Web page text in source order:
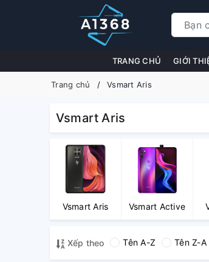
TRANG CHỦ GIỚI
Trang chủ Vsmart Aris
Vsmart Aris
Vsmart Aris Vsmart Active
Xếp theo Tên A-Z Tên Z-A